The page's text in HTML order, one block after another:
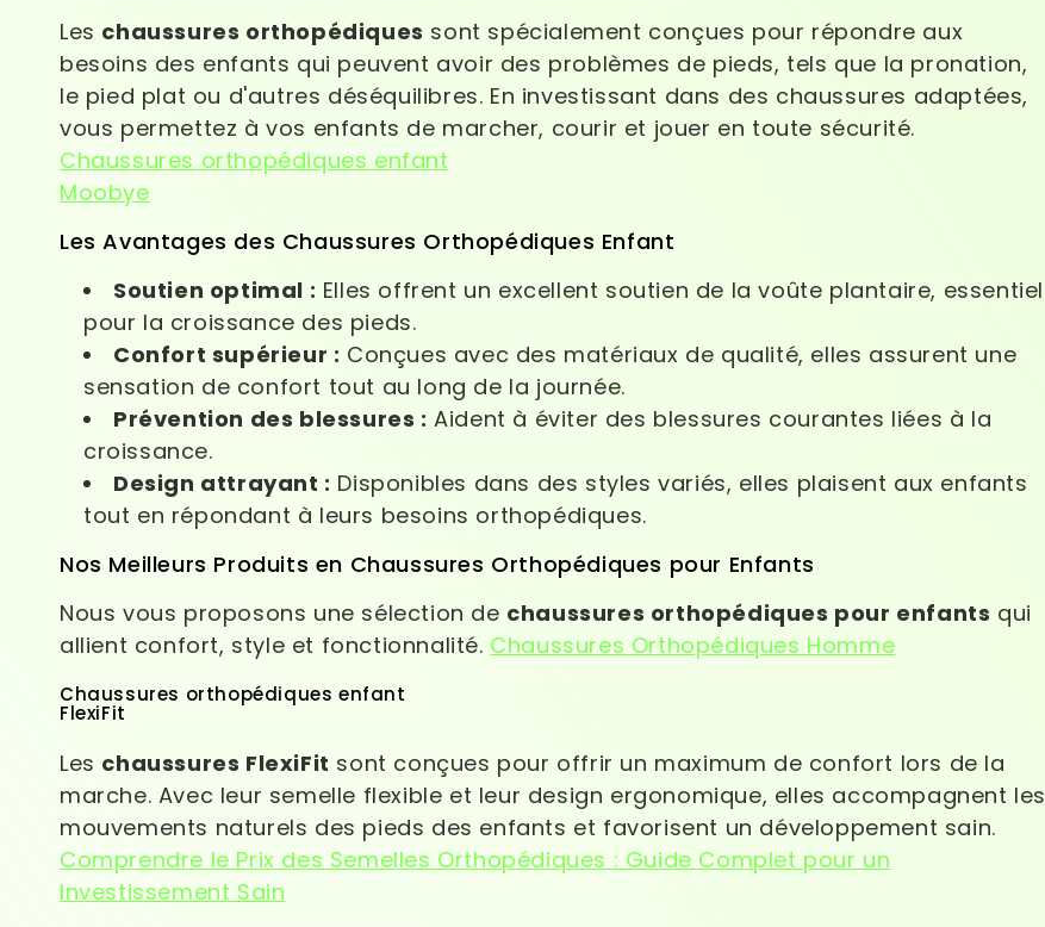
Les chaussures orthopédiques sont spécialement conçues pour répondre aux
besoins des enfants qui peuvent avoir des problèmes de pieds, tels que la pronation,
le pied plat ou d'autres déséquilibres. En investissant dans des chaussures adaptées,
vous permettez à vos enfants de marcher, courir et jouer en toute sécurité.
Chaussures orthopédiques enfant
Moobye
Les Avantages des Chaussures Orthopédiques Enfant
Soutien optimal : Elles offrent un excellent soutien de la voûte plantaire, essentiel
pour la croissance des pieds.
Confort supérieur : Conçues avec des matériaux de qualité, elles assurent une
sensation de confort tout au long de la journée.
Prévention des blessures : Aident à éviter des blessures courantes liées à la
croissance.
Design attrayant : Disponibles dans des styles variés, elles plaisent aux enfants
tout en répondant à leurs besoins orthopédiques.
Nos Meilleurs Produits en Chaussures Orthopédiques pour Enfants
Nous vous proposons une sélection de chaussures orthopédiques pour enfants qui
allient confort, style et fonctionnalité. Chaussures Orthopédiques Homme
Chaussures orthopédiques enfant
FlexiFit
Les chaussures FlexiFit sont conçues pour offrir un maximum de confort lors de la
marche. Avec leur semelle flexible et leur design ergonomique, elles accompagnent les
mouvements naturels des pieds des enfants et favorisent un développement sain.
Comprendre le Prix des Semelles Orthopédiques : Guide Complet pour un
Investissement Sain